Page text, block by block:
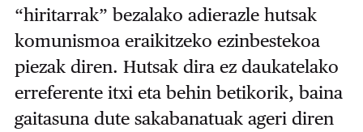
“hiritarrak” bezalako adierazle hutsak
komunismoa eraikitzeko ezinbestekoa
piezak diren. Hutsak dira ez daukatelako
erreferente itxi eta behin betikorik, baina
gaitasuna dute sakabanatuak ageri diren